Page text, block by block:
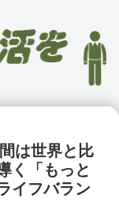
は世界と比
く「もっと
イフバラン